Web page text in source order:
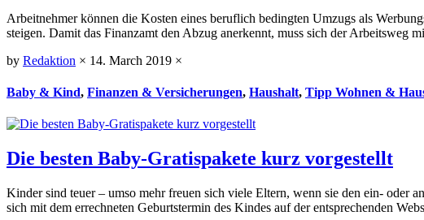
Arbeitnehmer können die Kosten eines beruflich bedingten Umzugs als
steigen. Damit das Finanzamt den Abzug anerkennt, muss sich der Arbeitsweg
by Redaktion × 14. March 2019 ×
Baby & Kind, Finanzen & Versicherungen, Haushalt, Tipp Wohnen &
Die besten Baby-Gratispakete kurz vorgestellt
Kinder sind teuer – umso mehr freuen sich viele Eltern, wenn sie den ein- oder
sich mit dem errechneten Geburtstermin des Kindes auf der entsprechenden